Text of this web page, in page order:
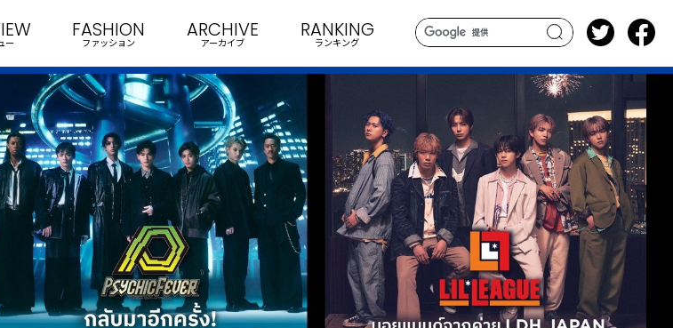
search
ー
FASHION
ファッション
ARCHIVE
アーカイブ
RANKING
ランキング